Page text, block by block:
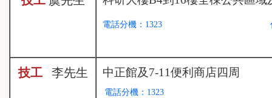
電話分機：1323
技工 李先生 中正館及7-11便利商店四周
電話分機：1323